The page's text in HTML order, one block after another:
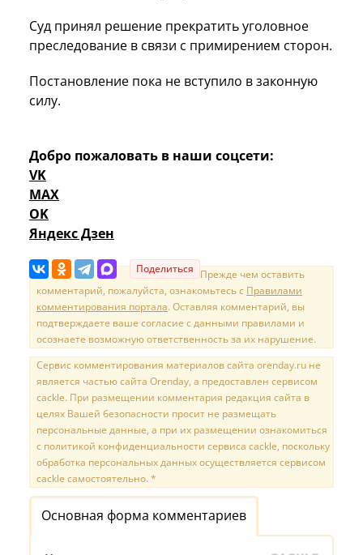
Суд принял решение прекратить уголовное
преследование в связи с примирением сторон.
Постановление пока не вступило в законную
силу.
Добро пожаловать в наши соцсети:
VK
MAX
OK
Яндекс Дзен
Поделиться Прежде чем оставить
комментарий, пожалуйста, ознакомьтесь с Правилами
комментирования портала. Оставляя комментарий, вы
подтверждаете ваше согласие с данными правилами и
осознаете возможную ответственность за их нарушение.
Сервис комментирования материалов сайта orenday.ru не
является частью сайта Orenday, а предоставлен сервисом
cackle. При размещении комментария редакция сайта в
целях Вашей безопасности просит не размещать
персональные данные, а при их размещении ознакомиться
с политикой конфиденциальности сервиса cackle, поскольку
обработка персональных данных осуществляется сервисом
cackle самостоятельно. *
Основная форма комментариев